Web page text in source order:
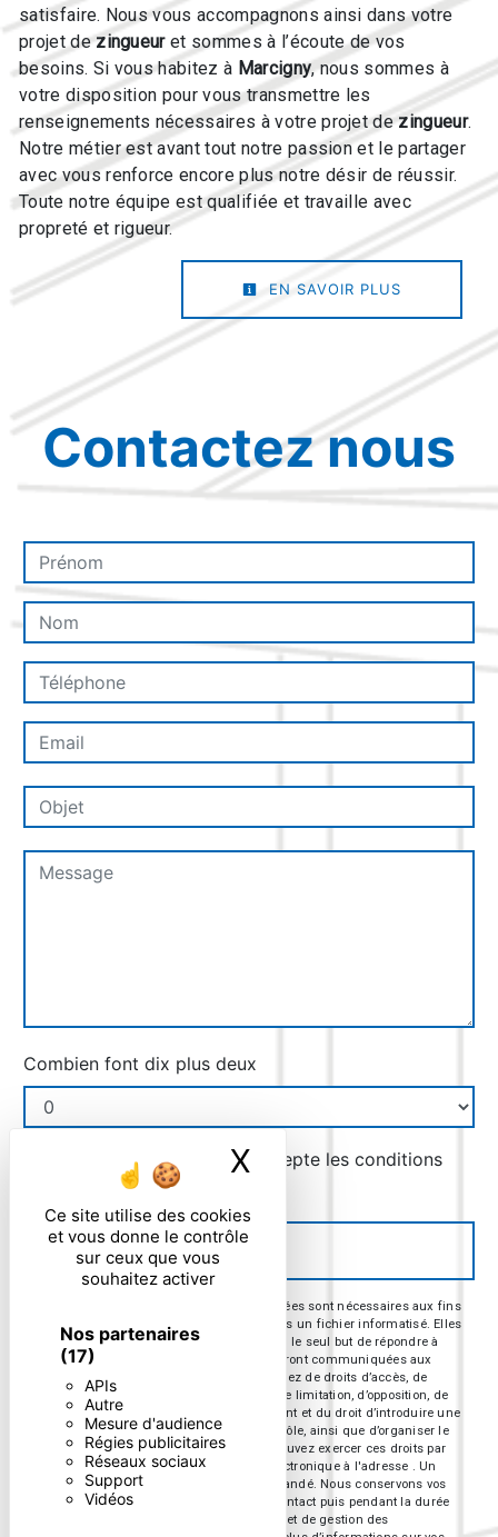
Ce site utilise des cookies
et vous donne le contrôle
sur ceux que vous
souhaitez activer
Nos partenaires
(17)
APIs
Autre
Mesure d'audience
Régies publicitaires
Réseaux sociaux
Support
Vidéos
X Masquer le
satisfaire. Nous vous accompagnons ainsi dans votre
projet dezingueuret sommes à l’écoute de vos
besoins. Si vous habitez à Marcigny, nous sommes à
votre disposition pour vous transmettre les
renseignements nécessaires à votre projet dezingueur.
Notre métier est avant tout notre passion et le partager
avec vous renforce encore plus notre désir de réussir.
Toute notre équipe est qualifiée et travaille avec
propreté et rigueur.
EN SAVOIR PLUS
Contactez nous
Combien font dix plus deux
En cochant cette case, j'accepte les conditions
particulières ci-dessous **
ENVOYER
** Les données personnelles communiquées sont nécessaires aux fins
de vous contacter et sont enregistrées dans un fichier informatisé. Elles
sont destinées à et ses sous-traitants dans le seul but de répondre à
votre message. Les données collectées seront communiquées aux
seuls destinataires suivants: . Vous disposez de droits d’accès, de
rectification, d’effacement, de portabilité, de limitation, d’opposition, de
retrait de votre consentement à tout moment et du droit d’introduire une
réclamation auprès d’une autorité de contrôle, ainsi que d’organiser le
sort de vos données post-mortem. Vous pouvez exercer ces droits par
voie postale à l'adresse ou par courrier électronique à l'adresse . Un
justificatif d'identité pourra vous être demandé. Nous conservons vos
données pendant la période de prise de contact puis pendant la durée
de prescription légale aux fins probatoires et de gestion des